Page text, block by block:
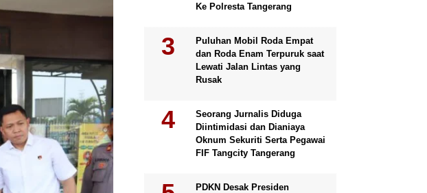
Ke Polresta Tangerang
Puluhan Mobil Roda Empat
dan Roda Enam Terpuruk saat
Lewati Jalan Lintas yang
Rusak
Seorang Jurnalis Diduga
Diintimidasi dan Dianiaya
Oknum Sekuriti Serta Pegawai
FIF Tangcity Tangerang
PDKN Desak Presiden